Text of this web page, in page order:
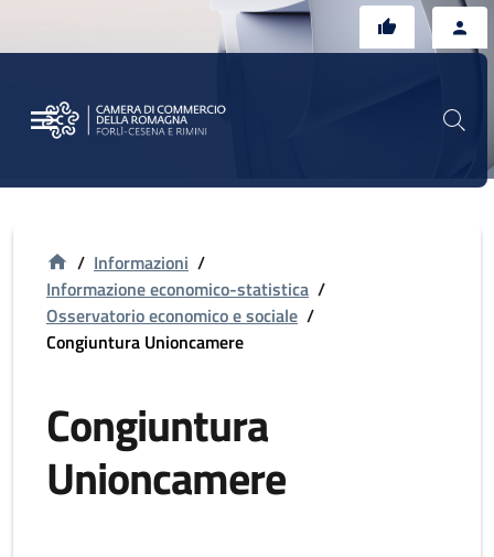
/ Informazioni /
Informazione economico-statistica /
Osservatorio economico e sociale /
Congiuntura Unioncamere
Congiuntura
Unioncamere